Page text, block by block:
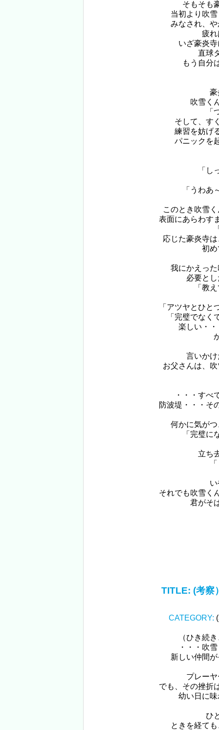
そもそも
当初より吹
みなされ、
疲
いざ豪炎
直球
もう自分
豪
吹雪く
「
そして、す
練習を妨げ
パニックを
「し
「うわあ
このとき吹雪
表面にあらわす
応じた豪炎寺
初
我にかえっ
必要と
「教
「アツヤとひ
「完璧でなく
楽しい・
言いか
お父さんは、
・・・すべ
防波堤・・・そ
何かに気が
「完璧に
立ち
それでも吹雪く
君がそ
TITLE: (考察
CATEGORY:
（ひき続
・・・吹
新しい仲間
プレー
でも、その挫折
幼い日に
ひ
ときを経て